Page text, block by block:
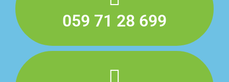
059 71 28 699